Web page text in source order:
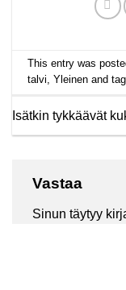
This entry was
talvi ,Yleinen and
Isätkin tykkäävät
Vastaa
Sinun täytyy